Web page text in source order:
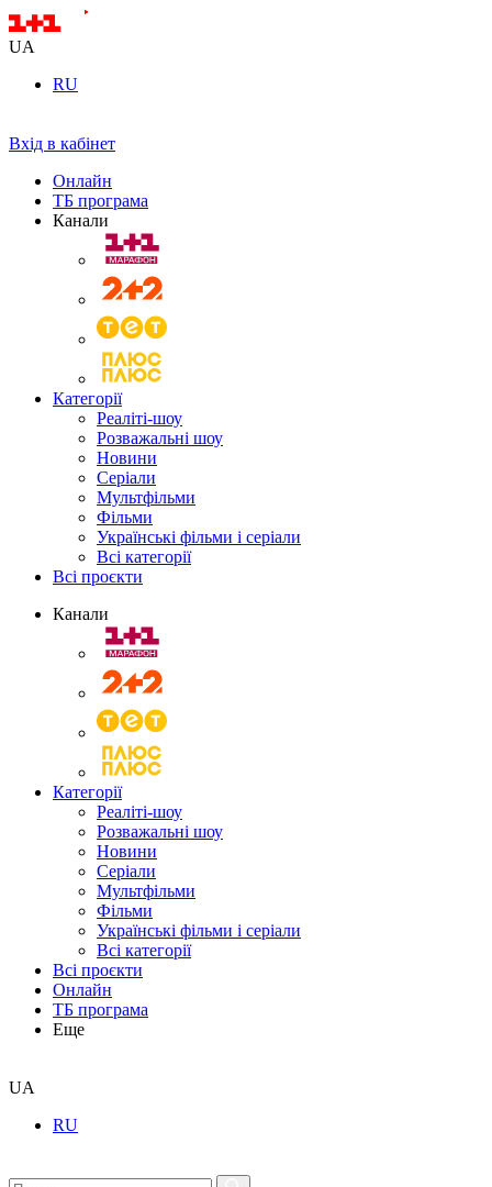
UA
RU
Вхід в кабінет
Онлайн
ТБ програма
Канали
Категорії
Реаліті-шоу
Розважальні шоу
Новини
Серіали
Мультфільми
Фільми
Українські фільми і серіали
Всі категорії
Всі проєкти
Канали
Категорії
Реаліті-шоу
Розважальні шоу
Новини
Серіали
Мультфільми
Фільми
Українські фільми і серіали
Всі категорії
Всі проєкти
Онлайн
ТБ програма
Еще
UA
RU